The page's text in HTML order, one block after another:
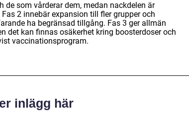
de som vårderar dem, medan nackdelen är
2 innebär expansion till fler grupper och
ha begränsad tillgång. Fas 3 ger allmän
det kan finnas osäkerhet kring boosterdoser och
vaccinationsprogram.
inlägg här